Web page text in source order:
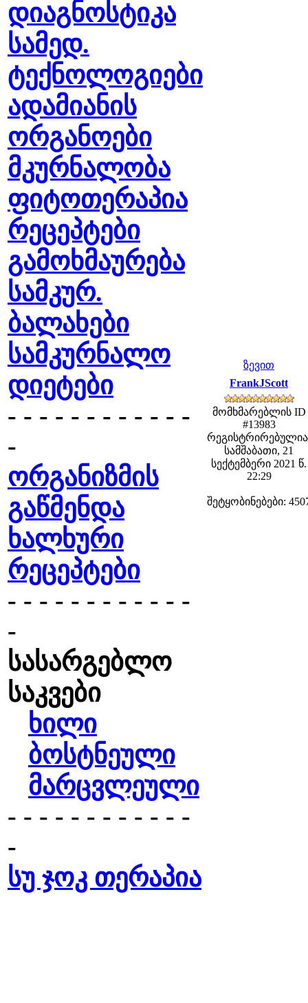
დიაგნოსტიკა
სამედ.
ტექნოლოგიები
ადამიანის
ორგანოები
მკურნალობა
ფიტოთერაპია
რეცეპტები
გამოხმაურება
სამკურ.
ბალახები
სამკურნალო
დიეტები
- - - - - - - - - - - -
-
ორგანიზმის
გაწმენდა
ხალხური
რეცეპტები
- - - - - - - - - - - -
-
სასარგებლო
საკვები
ხილი
ბოსტნეული
მარცვლეული
- - - - - - - - - - - -
-
სუ ჯოკ თერაპია
ზევით
FrankJScott
მომხმარებლის ID
#13983
სამშაბათი, 21
სექტემბერი 2021 წ.
22:29
შეტყობინებები: